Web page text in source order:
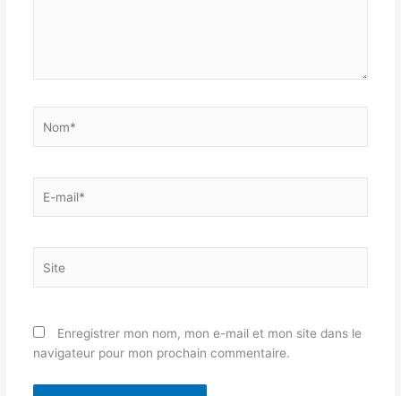
mail*
Enregistrer mon nom, mon e-mail et mon site dans le
navigateur pour mon prochain commentaire.